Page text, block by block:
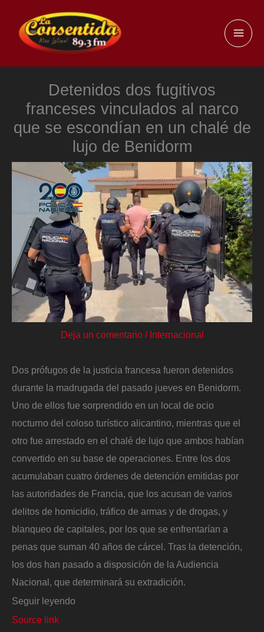
contenido
Detenidos dos fugitivos
franceses vinculados al narco
que se escondían en un chalé de
lujo de Benidorm
Deja un comentario / Internacional
Dos prófugos de la justicia francesa fueron detenidos
durante la madrugada del pasado jueves en Benidorm.
Uno de ellos fue sorprendido en un local de ocio
nocturno del coloso turístico alicantino, mientras que el
otro fue arrestado en el chalé de lujo que ambos habían
convertido en su base de operaciones. Entre los dos
acumulaban cuatro órdenes de detención emitidas por
las autoridades de Francia, que los acusan de varios
delitos de homicidio, tráfico de armas y de drogas, y
blanqueo de capitales, por los que se enfrentarían a
penas que suman 40 años de cárcel. Tras la detención,
los dos han pasado a disposición de la Audiencia
Nacional, que determinará su extradición.
Seguir leyendo
Source link